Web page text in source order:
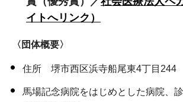
イトへリンク）
〈団体概要〉
住所 堺市西区浜寺船尾東4丁目244
馬場記念病院をはじめとした病院、